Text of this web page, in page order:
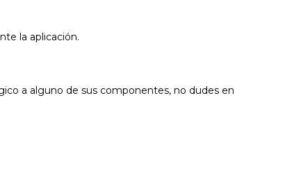
la aplicación.
a alguno de sus componentes, no dudes en